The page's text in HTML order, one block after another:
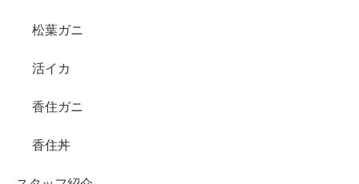
松葉ガニ
活イカ
香住ガニ
香住丼